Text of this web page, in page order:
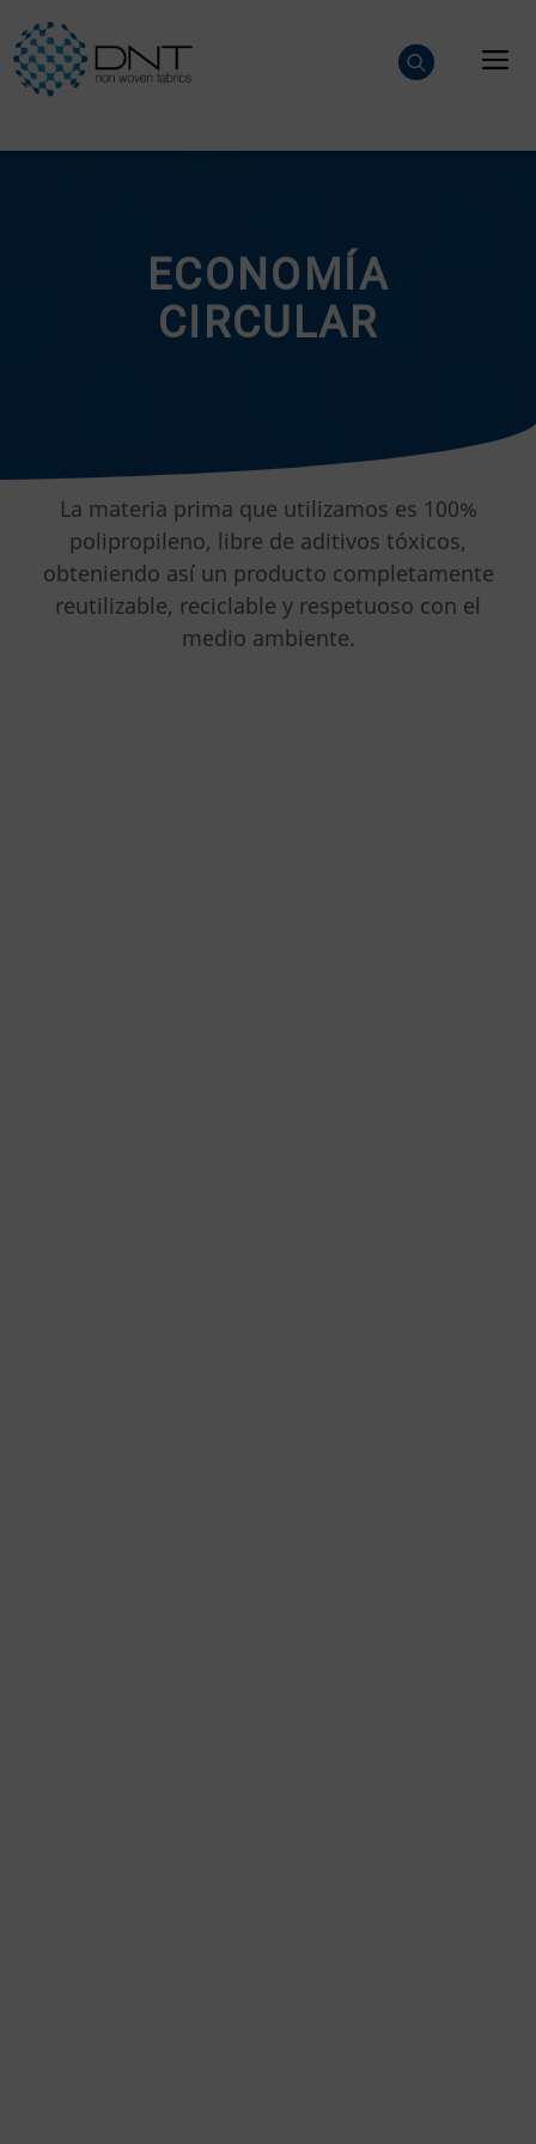
au
contenu
ECONOMÍA
CIRCULAR
La materia prima que utilizamos es 100%
polipropileno, libre de aditivos tóxicos,
obteniendo así un producto completamente
reutilizable, reciclable y respetuoso con el
medio ambiente.